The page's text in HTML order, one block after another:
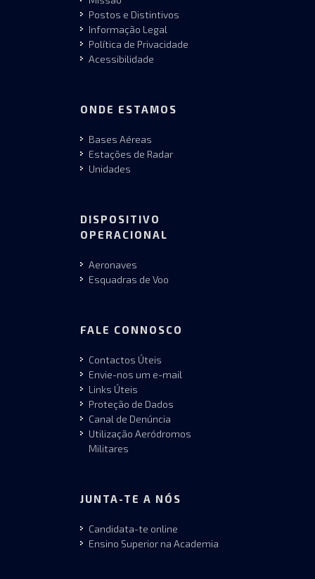
Postos e Distintivos
Informação Legal
Política de Privacidade
Acessibilidade
ONDE ESTAMOS
Bases Aéreas
Estações de Radar
Unidades
DISPOSITIVO
OPERACIONAL
Aeronaves
Esquadras de Voo
FALE CONNOSCO
Contactos Úteis
Envie-nos um e-mail
Links Úteis
Proteção de Dados
Canal de Denúncia
Utilização Aeródromos
Militares
JUNTA-TE A NÓS
Candidata-te online
Ensino Superior na Academia